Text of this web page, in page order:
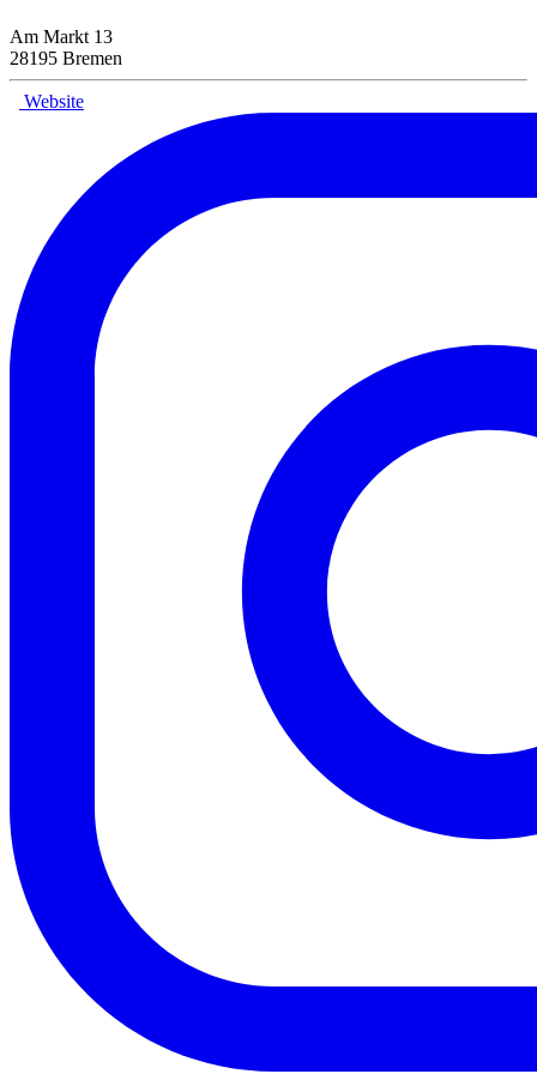
Am Markt 13
28195 Bremen
Website